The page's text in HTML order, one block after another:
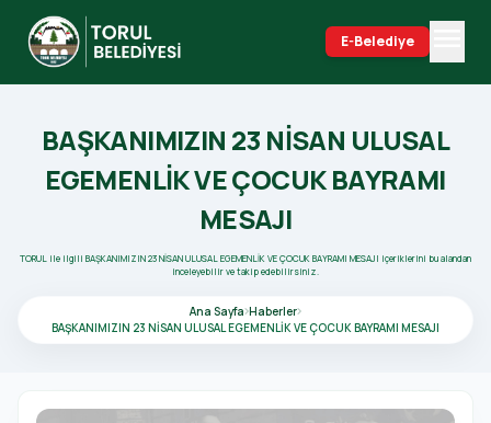
E-Belediye
BAŞKANIMIZIN 23 NİSAN ULUSAL
EGEMENLİK VE ÇOCUK BAYRAMI
MESAJI
TORUL ile ilgili BAŞKANIMIZIN 23 NİSAN ULUSAL EGEMENLİK VE ÇOCUK BAYRAMI MESAJI içeriklerini bu alandan
inceleyebilir ve takip edebilirsiniz.
Ana Sayfa Haberler
BAŞKANIMIZIN 23 NİSAN ULUSAL EGEMENLİK VE ÇOCUK BAYRAMI MESAJI